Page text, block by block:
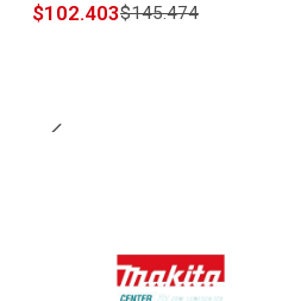
$102.403$145.474